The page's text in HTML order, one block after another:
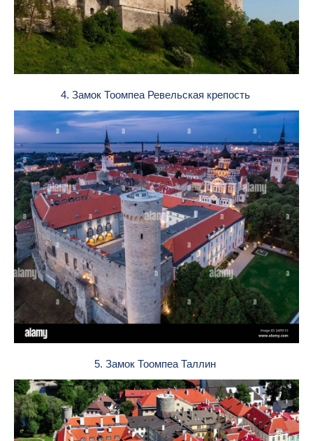
4. Замок Тоомпеа Ревельская крепость
5. Замок Тоомпеа Таллин